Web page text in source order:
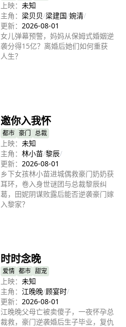
上映： 未知
主角： 梁贝贝/梁建国/婉清/
更新： 2026-08-01
女儿弹幕预警，妈妈从保姆式婚姻逆
袭分得15亿？离婚后她们如何重获
人生？
邀你入我怀
都市 豪门 总裁
上映： 未知
主角： 林小苗/黎辰/
更新： 2026-08-01
乡下女孩林小苗进城偶救豪门奶奶获
耳环，卷入身世谜团与总裁黎辰纠
葛，田妮阴谋败露后能否逆袭豪门嫁
入黎家？
时时念晚
爱情 都市 甜宠
上映： 未知
主角： 江晚晚/顾宴时/
更新： 2026-08-01
江晚晚父母亡被卖傻子，一夜怀孕总
裁救，豪门逆袭婚后生子毕业，复仇